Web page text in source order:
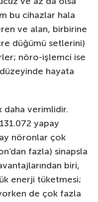
bu cihazlar hala
ve alan, birbirine
düğümü setlerini)
nöro-işlemci ise
düzeyinde hayata
daha verimlidir.
yapay
nöronlar çok
fazla) sinapsla
biri,
enerji tüketmesi;
de çok fazla